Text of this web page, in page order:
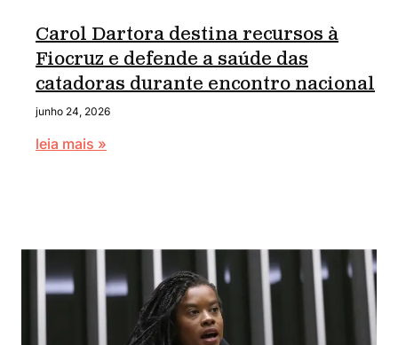
Carol Dartora destina recursos à
Fiocruz e defende a saúde das
catadoras durante encontro nacional
junho 24, 2026
leia mais »